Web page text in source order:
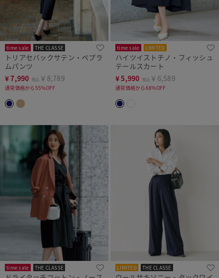
time sale THE CLASSE
トリアセバックサテン・ペプラ
ムパンツ
¥7,990 税込 ￥8,789
通常価格から55%OFF
time sale LIMITED
ハイツイストチノ・フィッシュ
テールスカート
¥5,990 税込 ￥6,589
通常価格から68%OFF
time sale THE CLASSE LIMITED THE CLASSE